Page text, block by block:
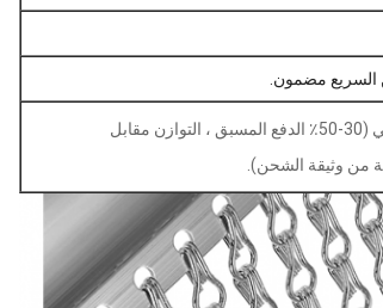
السريع مضمون.
من وثيقة الشحن).